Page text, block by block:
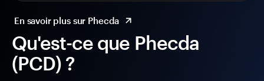
Qu'est-ce que Phecda
(PCD) ?
En savoir plus sur Phecda